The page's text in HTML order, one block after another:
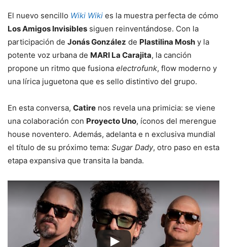
El nuevo sencillo Wiki Wiki es la muestra perfecta de cómo
Los Amigos Invisibles siguen reinventándose. Con la
participación de Jonás González de Plastilina Mosh y la
potente voz urbana de MARI La Carajita, la canción
propone un ritmo que fusiona electrofunk, flow moderno y
una lírica juguetona que es sello distintivo del grupo.
En esta conversa, Catire nos revela una primicia: se viene
una colaboración con Proyecto Uno, íconos del merengue
house noventero. Además, adelanta e n exclusiva mundial
el título de su próximo tema: Sugar Dady, otro paso en esta
etapa expansiva que transita la banda.